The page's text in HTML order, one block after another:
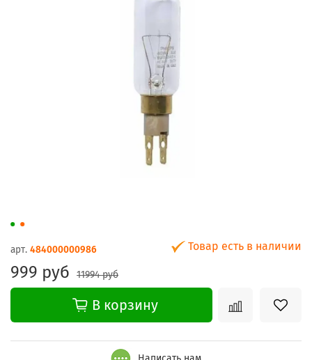
арт. 484000000986 Товар есть в наличии
999 руб 11994 руб
В корзину